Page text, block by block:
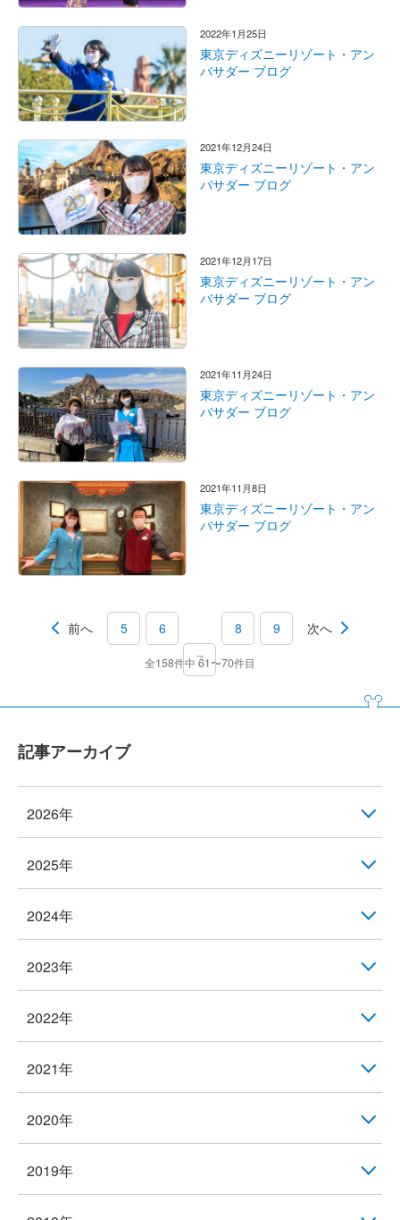
2022年1月25日
東京ディズニーリゾート・アン
バサダー ブログ
2021年12月24日
東京ディズニーリゾート・アン
バサダー ブログ
2021年12月17日
東京ディズニーリゾート・アン
バサダー ブログ
2021年11月24日
東京ディズニーリゾート・アン
バサダー ブログ
2021年11月8日
東京ディズニーリゾート・アン
バサダー ブログ
前へ 5
6
7
8 9 次へ
全158件中 61〜70件目
記事アーカイブ
2026年
2025年
2024年
2023年
2022年
2021年
2020年
2019年